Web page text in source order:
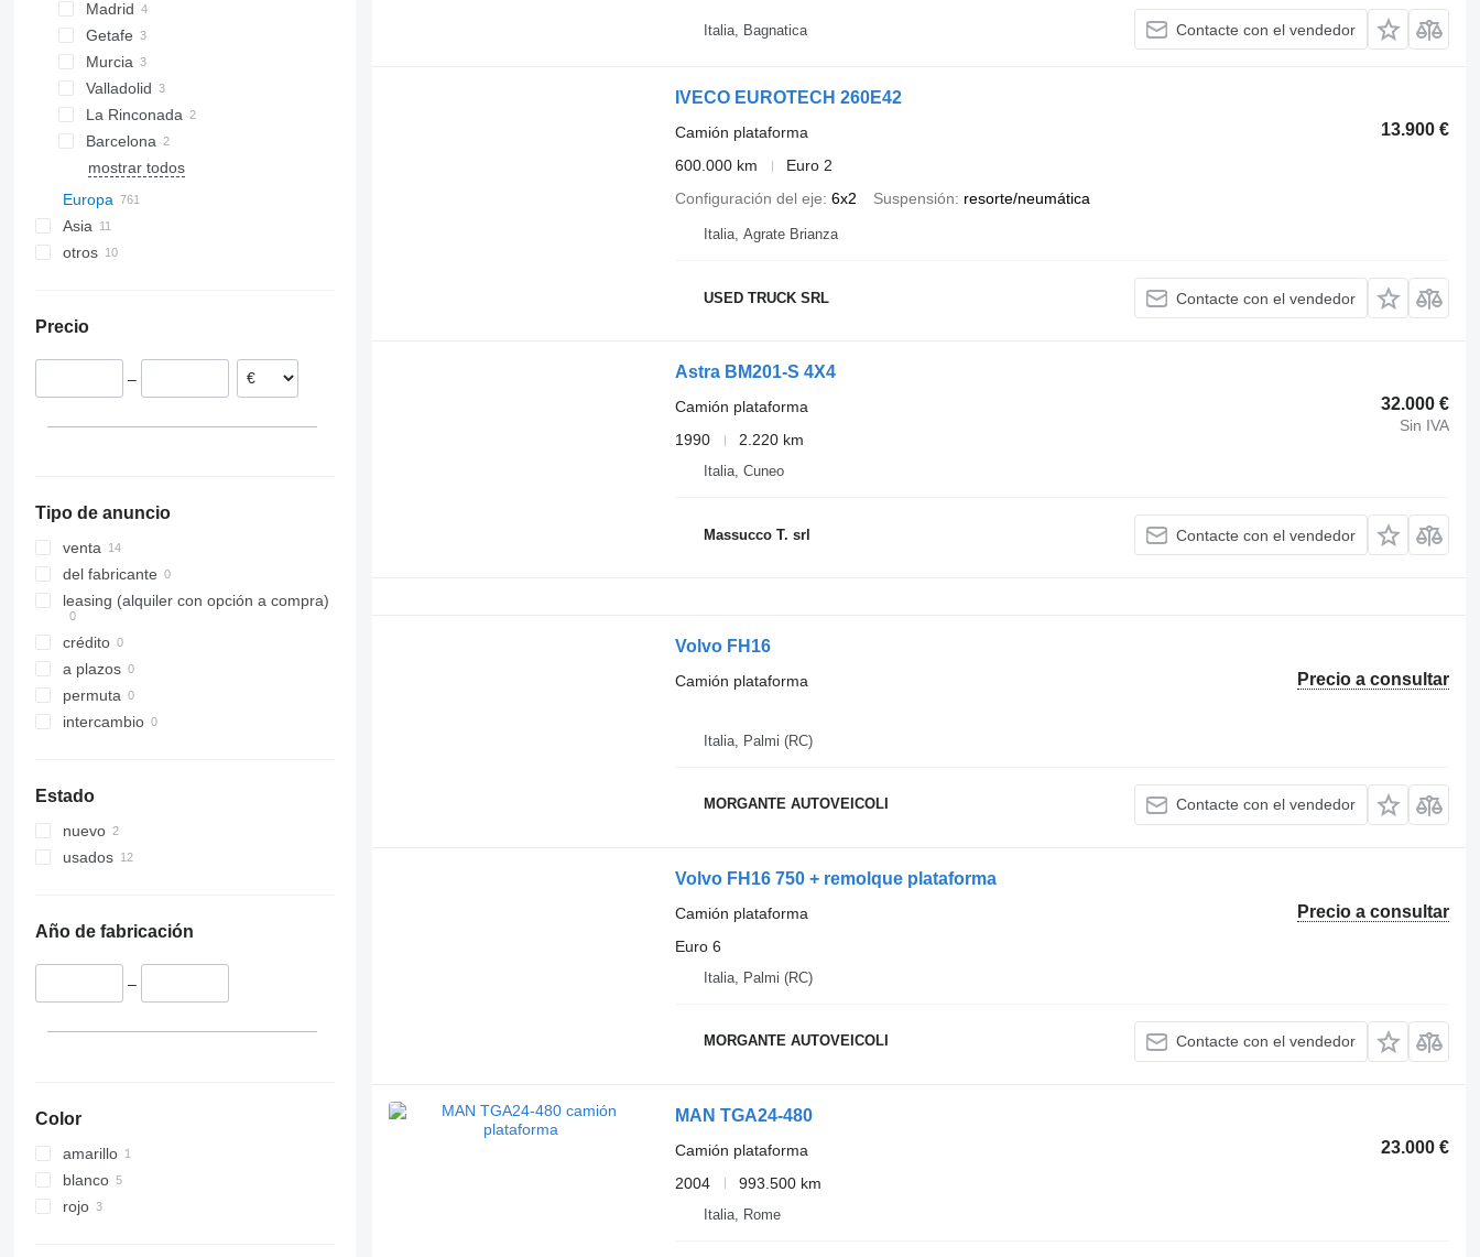
Madrid
Getafe
Murcia
Valladolid
La Rinconada
Barcelona
mostrar todos
Europa
Polonia
Hungría
Rumanía
Sommacampagna
Milan
Rome
Vicenza
Asia
Japón
otros
Colombia
Argentina
Precio
–
Tipo de anuncio
venta
del fabricante
leasing (alquiler con opción a compra)
crédito
a plazos
permuta
intercambio
Estado
nuevo
usados
Año de fabricación
–
Color
amarillo
blanco
rojo
Italia, Bagnatica Contacte con el vendedor
IVECO EUROTECH 260E42
13.900 €
Camión plataforma
600.000 km
Euro 2
Configuración del eje 6x2 Suspensión resorte/neumática
Italia, Agrate Brianza
USED TRUCK SRL Contacte con el vendedor
Astra BM201-S 4X4
32.000 €
Sin IVA
Camión plataforma
1990
2.220 km
Italia, Cuneo
Massucco T. srl Contacte con el vendedor
Volvo FH16
Precio a consultar
Camión plataforma
Italia, Palmi (RC)
MORGANTE AUTOVEICOLI Contacte con el vendedor
Volvo FH16 750 + remolque plataforma
Precio a consultar
Camión plataforma
Euro 6
Italia, Palmi (RC)
MORGANTE AUTOVEICOLI Contacte con el vendedor
MAN TGA24-480
23.000 €
Camión plataforma
2004
993.500 km
Italia, Rome